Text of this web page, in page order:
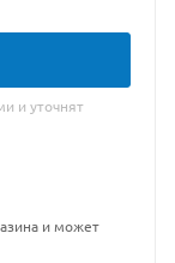
и уточнят
и может